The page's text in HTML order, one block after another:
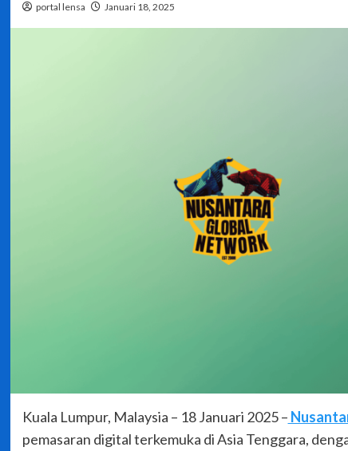
portal lensa Januari 18, 2025
Kuala Lumpur, Malaysia – 18 Januari 2025 –
pemasaran digital terkemuka di Asia Tenggara,